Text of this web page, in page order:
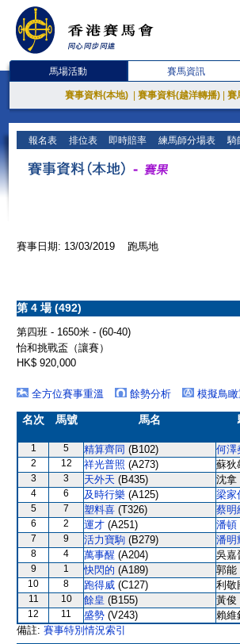
馬場活動 賽馬資訊
賽事資料(本地) 賽事資料(越洋轉播) 賽
報名表 排位表 即時賠率 練馬師分場表 騎
賽事日期: 13/03/2019 跑馬地
第 4 場 (492)
第四班 - 1650米 - (60-40)
怡和挑戰盃（讓賽）
HK$ 920,000
全方位賽事重溫
餘勢分析 模擬鳥瞰
名次 馬號 馬名
1 5 精算齊同 (B102) 何澤
2 12 祥光普照 (A273) 蘇狄
3 3 天外天 (B435) 沈拿
4 6 及時行樂 (A125) 梁家
5 7 塑料喜 (T326) 蔡明
6 2 運才 (A251) 潘頓
7 9 活力寶駒 (B279) 潘明
8 4 萬事醒 (A204) 吳嘉
9 1 快閃的 (A189) 郭能
10 8 跑得威 (C127) 利敬
11 10 餘皇 (B155) 黃俊
12 11 盛勢 (V243) 賴維
備註: 賽事特別情況索引